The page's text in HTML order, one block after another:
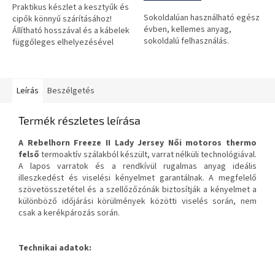
0,0
csillag.
Praktikus készlet a kesztyűk és
cipők könnyű szárításához!
Állítható hosszával és a kábelek
függőleges elhelyezésével
Sokoldalúan használható egész
évben, kellemes anyag,
sokoldalú felhasználás.
Leírás Beszélgetés
Termék részletes leírása
A Rebelhorn Freeze II Lady Jersey Női motoros thermo
felső termoaktív szálakból készült, varrat nélküli technológiával.
A lapos varratok és a rendkívül rugalmas anyag ideális
illeszkedést és viselési kényelmet garantálnak. A megfelelő
szövetösszetétel és a szellőzőzónák biztosítják a kényelmet a
különböző időjárási körülmények közötti viselés során, nem
csak a kerékpározás során.
Technikai adatok: